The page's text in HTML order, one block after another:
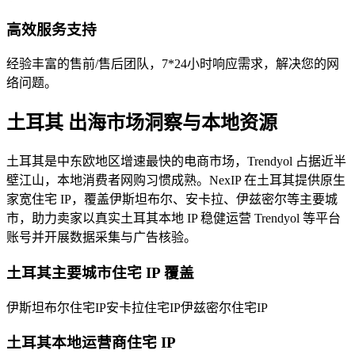
高效服务支持
经验丰富的售前/售后团队，7*24小时响应需求，解决您的网
络问题。
土耳其 出海市场洞察与本地资源
土耳其是中东欧地区增速最快的电商市场，Trendyol 占据近半
壁江山，本地消费者网购习惯成熟。NexIP 在土耳其提供原生
家宽住宅 IP，覆盖伊斯坦布尔、安卡拉、伊兹密尔等主要城
市，助力卖家以真实土耳其本地 IP 稳健运营 Trendyol 等平台
账号并开展数据采集与广告核验。
土耳其主要城市住宅 IP 覆盖
伊斯坦布尔住宅IP安卡拉住宅IP伊兹密尔住宅IP
土耳其本地运营商住宅 IP